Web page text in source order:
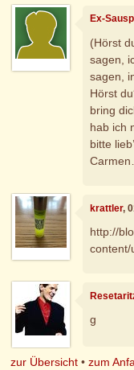
Ex-
(Hörst
sagen,
sagen,
Hörst
bring
hab ich
bitte
krattler,
http://
content/
g
zur Übersicht •zum